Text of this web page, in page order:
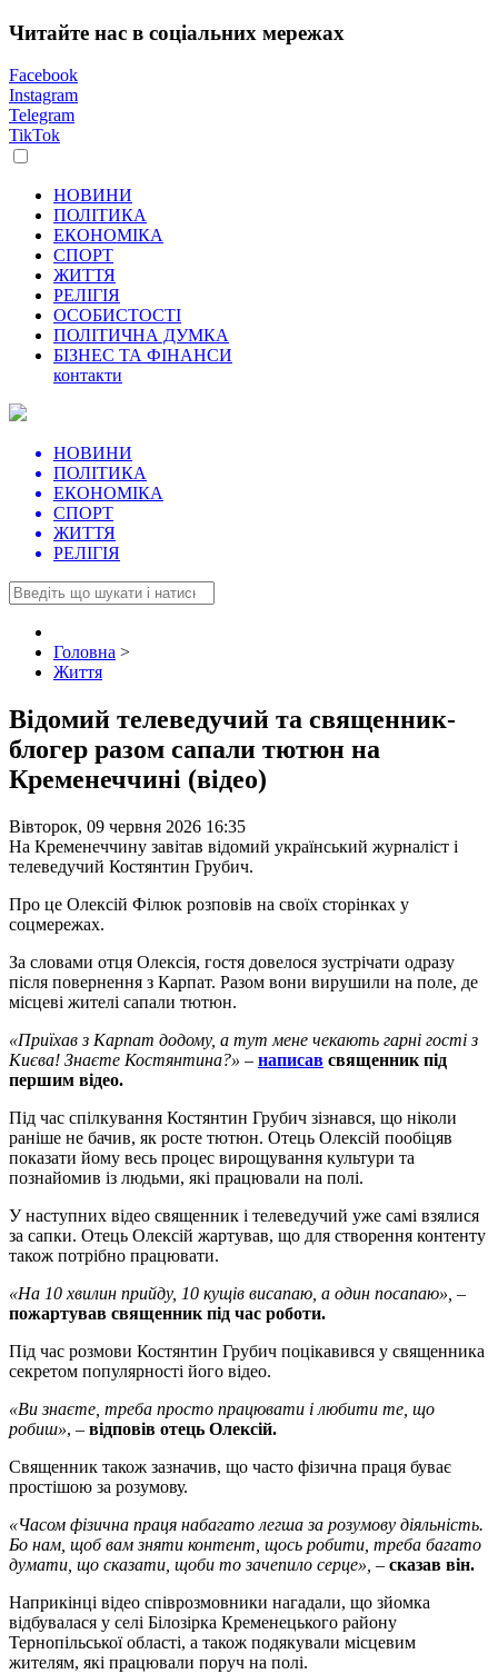
Читайте нас в соціальних мережах
Facebook
Instagram
Telegram
TikTok
НОВИНИ
ПОЛІТИКА
ЕКОНОМІКА
СПОРТ
ЖИТТЯ
РЕЛІГІЯ
ОСОБИСТОСТІ
ПОЛІТИЧНА ДУМКА
БІЗНЕС ТА ФІНАНСИ
контакти
НОВИНИ
ПОЛІТИКА
ЕКОНОМІКА
СПОРТ
ЖИТТЯ
РЕЛІГІЯ
Головна >
Життя
Відомий телеведучий та священник-
блогер разом сапали тютюн на
Кременеччині (відео)
Вівторок, 09 червня 2026 16:35
На Кременеччину завітав відомий український журналіст і
телеведучий Костянтин Грубич.
Про це Олексій Філюк розповів на своїх сторінках у
соцмережах.
За словами отця Олексія, гостя довелося зустрічати одразу
після повернення з Карпат. Разом вони вирушили на поле, де
місцеві жителі сапали тютюн.
«Приїхав з Карпат додому, а тут мене чекають гарні гості з
Києва! Знаєте Костянтина?» – написав священник під
першим відео.
Під час спілкування Костянтин Грубич зізнався, що ніколи
раніше не бачив, як росте тютюн. Отець Олексій пообіцяв
показати йому весь процес вирощування культури та
познайомив із людьми, які працювали на полі.
У наступних відео священник і телеведучий уже самі взялися
за сапки. Отець Олексій жартував, що для створення контенту
також потрібно працювати.
«На 10 хвилин прийду, 10 кущів висапаю, а один посапаю», –
пожартував священник під час роботи.
Під час розмови Костянтин Грубич поцікавився у священника
секретом популярності його відео.
«Ви знаєте, треба просто працювати і любити те, що
робиш», – відповів отець Олексій.
Священник також зазначив, що часто фізична праця буває
простішою за розумову.
«Часом фізична праця набагато легша за розумову діяльність.
Бо нам, щоб вам зняти контент, щось робити, треба багато
думати, що сказати, щоби то зачепило серце», – сказав він.
Наприкінці відео співрозмовники нагадали, що зйомка
відбувалася у селі Білозірка Кременецького району
Тернопільської області, а також подякували місцевим
жителям, які працювали поруч на полі.